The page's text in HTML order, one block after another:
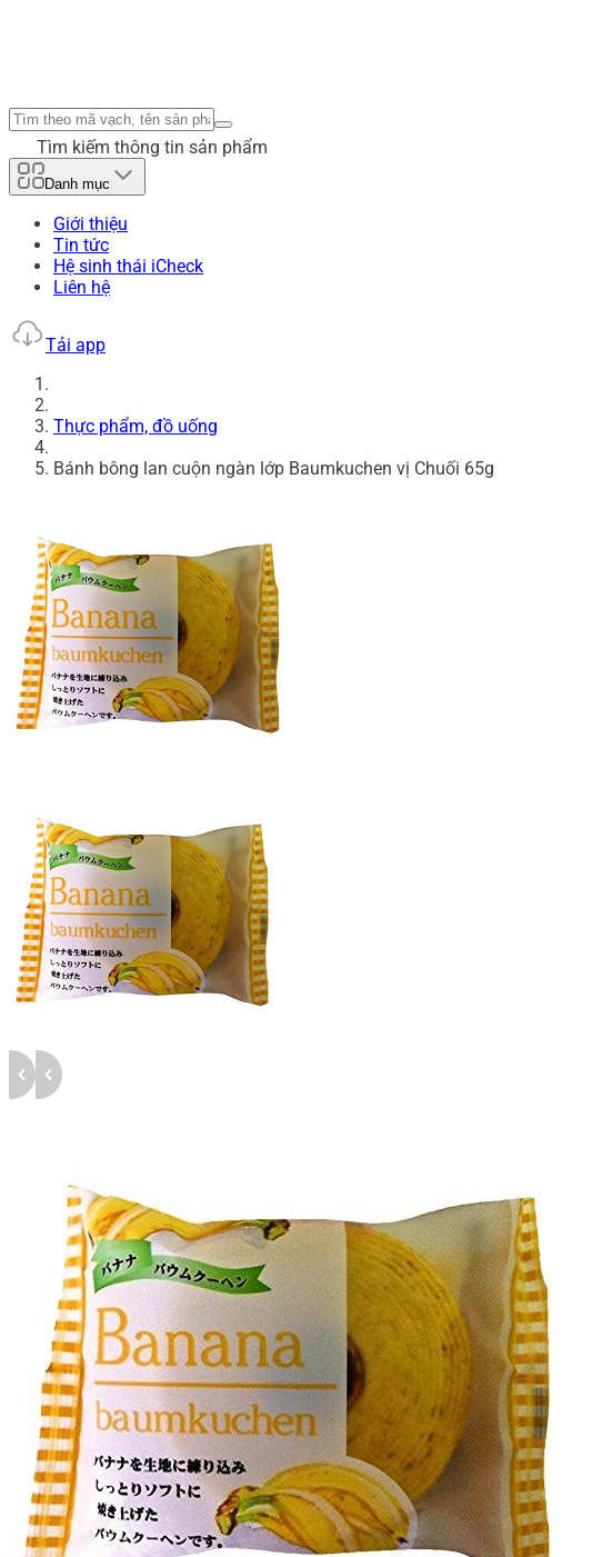
Tìm kiếm thông tin sản phẩm
Danh mục
Giới thiệu
Tin tức
Hệ sinh thái iCheck
Liên hệ
Tải app
Thực phẩm, đồ uống
Bánh bông lan cuộn ngàn lớp Baumkuchen vị Chuối 65g